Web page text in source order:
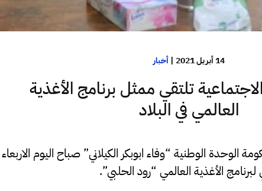
14 أبريل 2021 |أخبار
تلتقي ممثل برنامج الأغذية
العالمي في البلاد